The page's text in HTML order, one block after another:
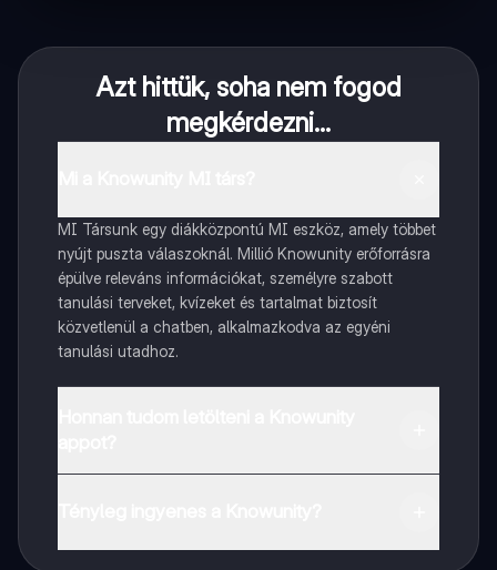
Azt hittük, soha nem fogod
megkérdezni...
MI Társunk egy diákközpontú MI eszköz, amely többet
nyújt puszta válaszoknál. Millió Knowunity erőforrásra
épülve releváns információkat, személyre szabott
tanulási terveket, kvízeket és tartalmat biztosít
közvetlenül a chatben, alkalmazkodva az egyéni
tanulási utadhoz.